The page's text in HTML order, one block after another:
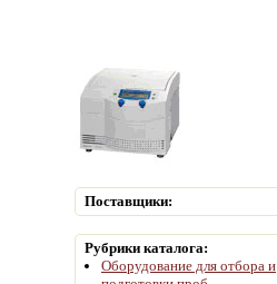
Поставщики:
Рубрики каталога:
Оборудование для отбора и